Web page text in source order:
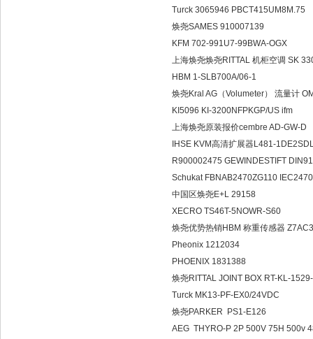
Turck 3065946
焕尧SAMES
KFM 702-991U7-99BWA-
上海焕尧焕尧RITTAL 机柜
HBM 1-SLB700A/06-1
焕尧Kral AG（Volumeter） 流
KI5096 KI-3200NFPKGP/
上海焕尧原装报价cembre
IHSE KVM高清扩展器
R900002475
Schukat
中国区焕尧E+L 29158
XECRO TS46T-5NOWR-
焕尧优势热销HBM 称重传
Pheonix 1212034
PHOENIX 1831388
焕尧RITTAL JOINT BOX
Turck MK13-PF-EX0/
焕尧PARKER PS1-
AEG THYRO-P 2P 500V